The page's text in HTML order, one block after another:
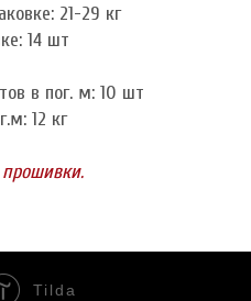
21-29 кг
14 шт
в пог. м: 10 шт
12 кг
Tilda